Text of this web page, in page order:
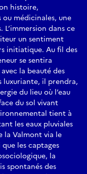
histoire,
médicinales, une
dans ce
un sentiment
initiatique. Au fil des
se sentira
la beauté des
luxuriante, il prendra,
du lieu où l’eau
du sol vivant
tient à
les eaux pluviales
la Valmont via le
les captages
la
spontanés des